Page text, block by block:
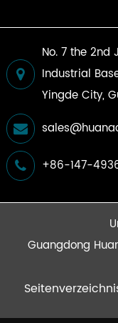
No. 7 the 2nd
Industrial
Yingde City,
+86-147-
Guangdong